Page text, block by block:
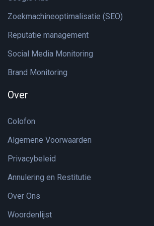
Zoekmachineoptimalisatie (SEO)
Reputatie management
Social Media Monitoring
Brand Monitoring
Over
Colofon
Algemene Voorwaarden
Privacybeleid
Annulering en Restitutie
Over Ons
Woordenlijst